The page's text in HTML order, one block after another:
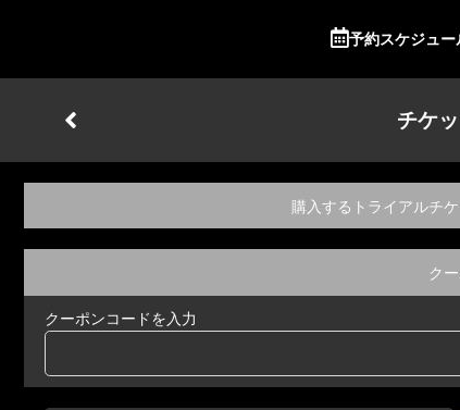
予約スケジュー
チケ
購入するトライアルチ
ク
クーポンコードを入力